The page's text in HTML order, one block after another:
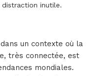
inutile.
un contexte où la
très connectée, est
mondiales.